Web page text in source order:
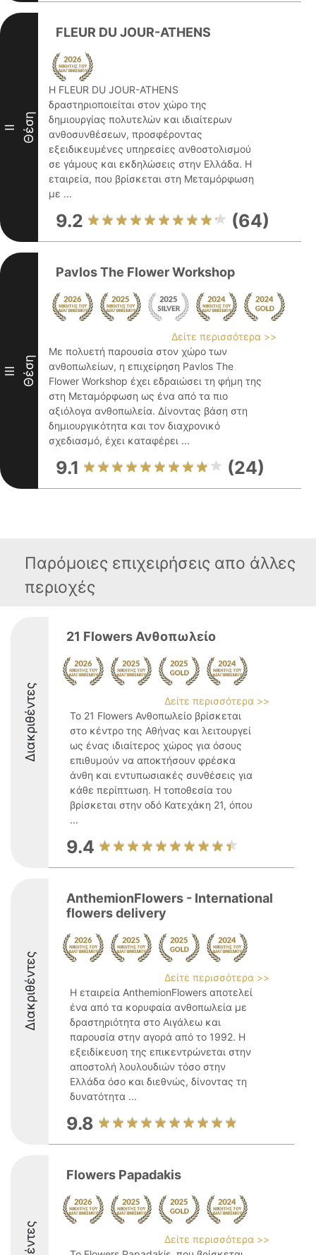
II Θέση
FLEUR DU JOUR-ATHENS
Η FLEUR DU JOUR-ATHENS
δραστηριοποιείται στον χώρο της
δημιουργίας πολυτελών και ιδιαίτερων
ανθοσυνθέσεων, προσφέροντας
εξειδικευμένες υπηρεσίες ανθοστολισμού
σε γάμους και εκδηλώσεις στην Ελλάδα. Η
εταιρεία, που βρίσκεται στη Μεταμόρφωση
με ...
9.2 (64)
III Θέση
Pavlos The Flower Workshop
Δείτε περισσότερα >>
Με πολυετή παρουσία στον χώρο των
ανθοπωλείων, η επιχείρηση Pavlos The
Flower Workshop έχει εδραιώσει τη φήμη της
στη Μεταμόρφωση ως ένα από τα πιο
αξιόλογα ανθοπωλεία. Δίνοντας βάση στη
δημιουργικότητα και τον διαχρονικό
σχεδιασμό, έχει καταφέρει ...
9.1 (24)
Παρόμοιες επιχειρήσεις απο άλλες
περιοχές
Διακριθέντες
21 Flowers Ανθοπωλείο
Δείτε περισσότερα >>
Το 21 Flowers Ανθοπωλείο βρίσκεται
στο κέντρο της Αθήνας και λειτουργεί
ως ένας ιδιαίτερος χώρος για όσους
επιθυμούν να αποκτήσουν φρέσκα
άνθη και εντυπωσιακές συνθέσεις για
κάθε περίπτωση. Η τοποθεσία του
βρίσκεται στην οδό Κατεχάκη 21, όπου
...
9.4
Διακριθέντες
AnthemionFlowers - International
flowers delivery
Δείτε περισσότερα >>
Η εταιρεία AnthemionFlowers αποτελεί
ένα από τα κορυφαία ανθοπωλεία με
δραστηριότητα στο Αιγάλεω και
παρουσία στην αγορά από το 1992. Η
εξειδίκευση της επικεντρώνεται στην
αποστολή λουλουδιών τόσο στην
Ελλάδα όσο και διεθνώς, δίνοντας τη
δυνατότητα ...
9.8
Flowers Papadakis
Δείτε περισσότερα >>